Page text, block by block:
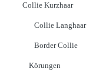
Kurzhaar
Collie